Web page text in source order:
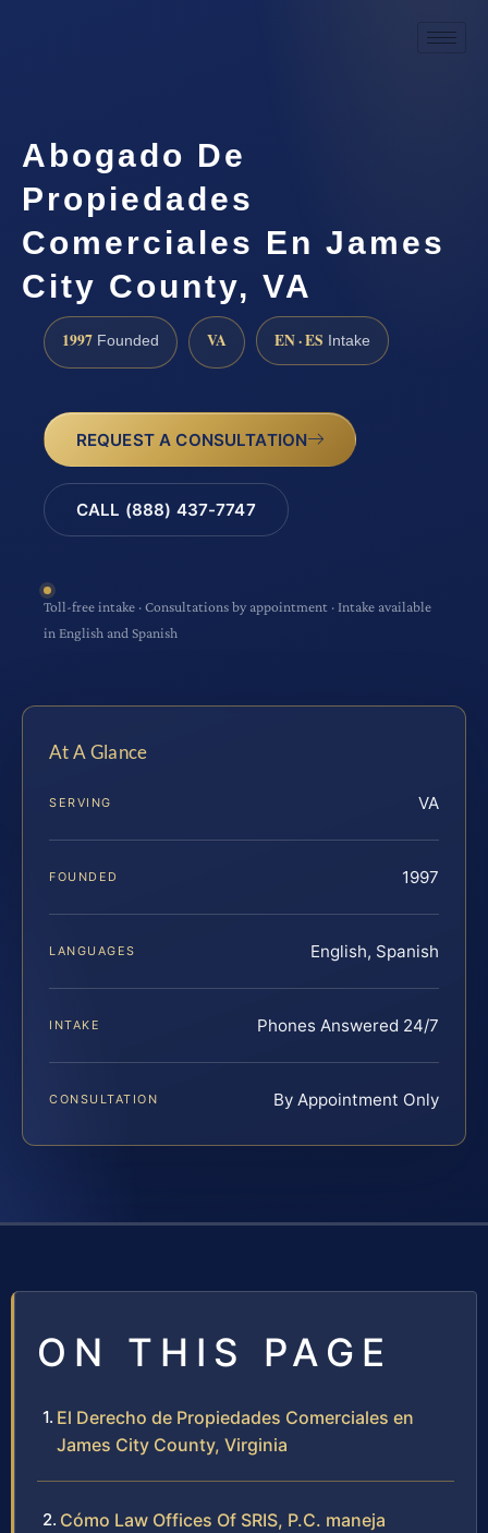
Abogado De
Propiedades
Comerciales En James
City County, VA
1997 Founded VA EN · ES Intake
REQUEST A CONSULTATION
CALL (888) 437-7747
Toll-free intake · Consultations by appointment · Intake available
in English and Spanish
At A Glance
SERVING VA
FOUNDED 1997
LANGUAGES English, Spanish
INTAKE Phones Answered 24/7
CONSULTATION By Appointment Only
ON THIS PAGE
El Derecho de Propiedades Comerciales en
James City County, Virginia
Cómo Law Offices Of SRIS, P.C. maneja